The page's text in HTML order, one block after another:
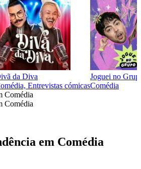
da Diva
Entrevistas cómicas
Joguei no
Comédia
Comédia
Comédia
em Comédia